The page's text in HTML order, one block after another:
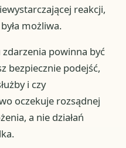
reakcji,
możliwa.
powinna być
bezpiecznie podejść,
i czy
oczekuje rozsądnej
a nie działań